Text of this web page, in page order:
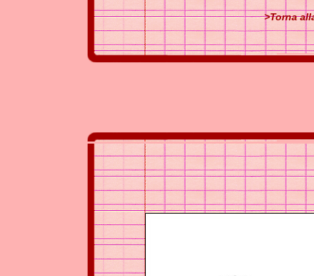
>Torna